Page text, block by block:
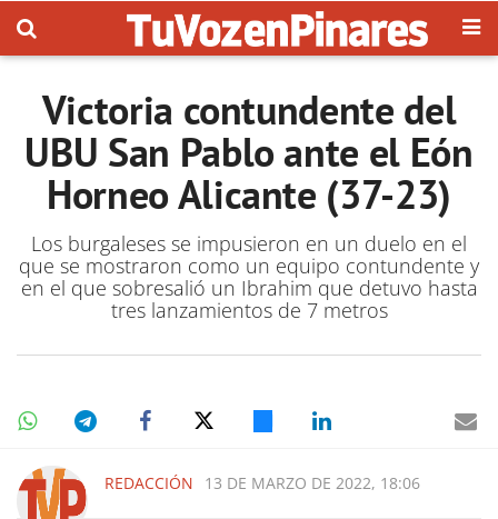
Victoria contundente del
UBU San Pablo ante el Eón
Horneo Alicante (37-23)
Los burgaleses se impusieron en un duelo en el
que se mostraron como un equipo contundente y
en el que sobresalió un Ibrahim que detuvo hasta
tres lanzamientos de 7 metros
REDACCIÓN 13 DE MARZO DE 2022, 18:06